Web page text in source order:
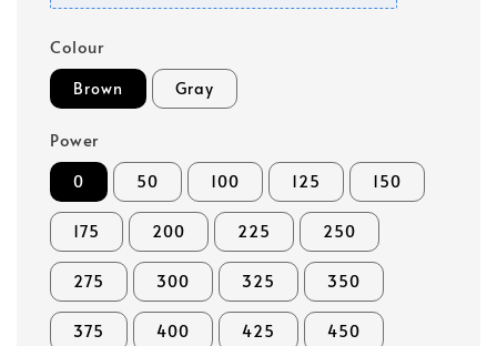
Colour
Brown Gray
Power
0 50 100 125 150
175 200 225 250
275 300 325 350
375 400 425 450